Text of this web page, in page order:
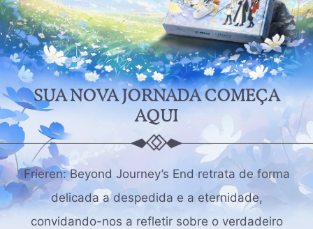
SUA NOVA JORNADA COMEÇA
AQUI
Frieren: Beyond Journey’s End retrata de forma
delicada a despedida e a eternidade,
convidando-nos a refletir sobre o verdadeiro